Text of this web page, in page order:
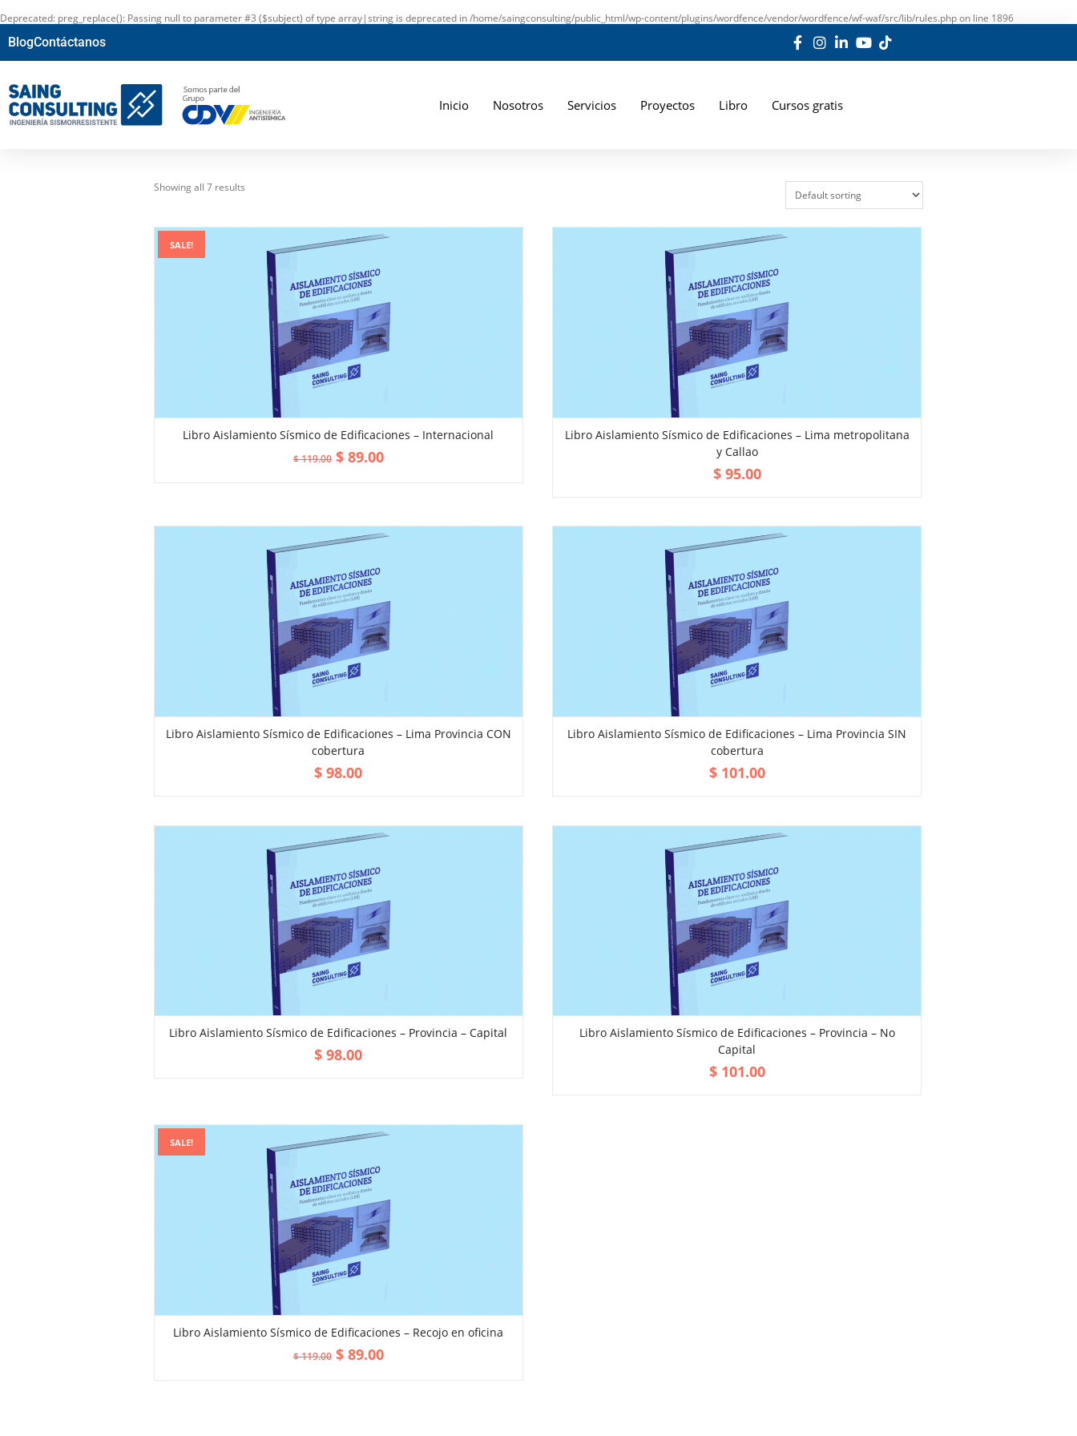
Deprecated: preg_replace(): Passing null to parameter #3 ($subject) of type array|string is deprecated in/home/saingconsulting/public_html/wp-content/plugins/wordfence/vendor/wordfence/wf-waf/src/lib/rules.phpon line 1896
BlogContáctanos
Inicio Nosotros Servicios Proyectos Libro Cursos gratis
Showing all 7 results
SALE!
Libro Aislamiento Sísmico de Edificaciones – Internacional
$119.00 $89.00
Libro Aislamiento Sísmico de Edificaciones – Lima metropolitana
y Callao
$95.00
Libro Aislamiento Sísmico de Edificaciones – Lima Provincia CON
cobertura
$ 98.00
Libro Aislamiento Sísmico de Edificaciones – Lima Provincia SIN
cobertura
$101.00
Libro Aislamiento Sísmico de Edificaciones – Provincia – Capital
$ 98.00
Libro Aislamiento Sísmico de Edificaciones – Provincia – No
Capital
$101.00
SALE!
Libro Aislamiento Sísmico de Edificaciones – Recojo en oficina
$119.00 $89.00